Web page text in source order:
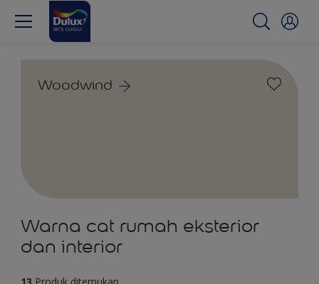
Woodwind
Warna cat rumah eksterior
dan interior